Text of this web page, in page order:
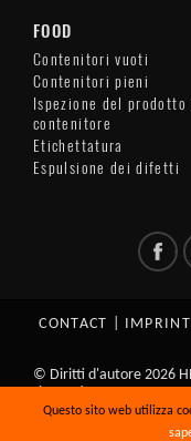
Questo sito web utilizza
FOOD
Contenitori vuoti
Contenitori pieni
Ispezione del prodotto
contenitore
Etichettatura
Espulsione dei difetti
CONTACT IMPRINT
© Diritti d'autore 2026